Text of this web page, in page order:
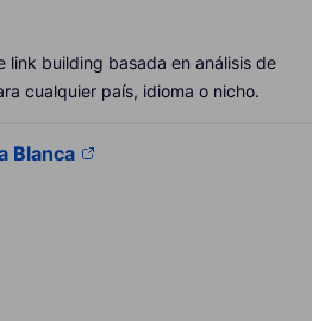
link building basada en análisis de
cualquier país, idioma o nicho.
Blanca